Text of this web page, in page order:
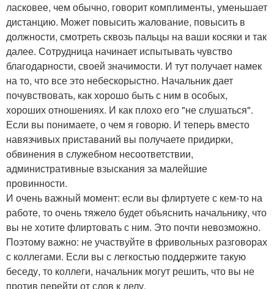
ласковее, чем обычно, говорит комплименты, уменьшает
дистанцию. Может повысить жалование, повысить в
должности, смотреть сквозь пальцы на ваши косяки и так
далее. Сотрудница начинает испытывать чувство
благодарности, своей значимости. И тут получает намек
на то, что все это небескорыстно. Начальник дает
почувствовать, как хорошо быть с ним в особых,
хороших отношениях. И как плохо его "не слушаться".
Если вы понимаете, о чем я говорю. И теперь вместо
навязчивых приставаний вы получаете придирки,
обвинения в служебном несоответствии,
административные взыскания за малейшие
провинности.
И очень важный момент: если вы флиртуете с кем-то на
работе, то очень тяжело будет объяснить начальнику, что
вы не хотите флиртовать с ним. Это почти невозможно.
Поэтому важно: не участвуйте в фривольных разговорах
с коллегами. Если вы с легкостью поддержите такую
беседу, то коллеги, начальник могут решить, что вы не
против перейти от слов к делу.